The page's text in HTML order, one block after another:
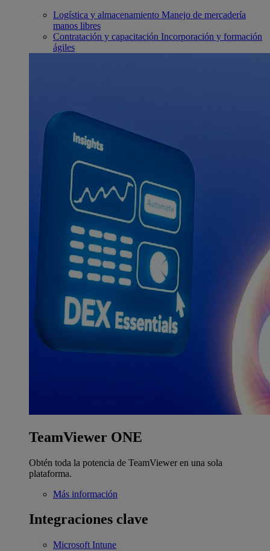
Logística y almacenamiento Manejo de mercadería
manos libres
Contratación y capacitación Incorporación y formación
ágiles
TeamViewer ONE
Obtén toda la potencia de TeamViewer en una sola
plataforma.
Más información
Integraciones clave
Microsoft Intune